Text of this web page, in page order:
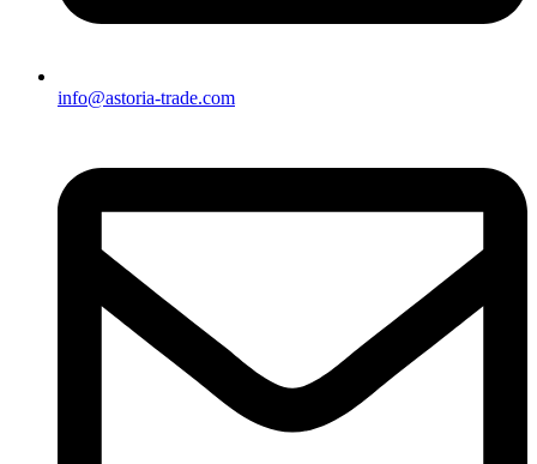
info@astoria-trade.com